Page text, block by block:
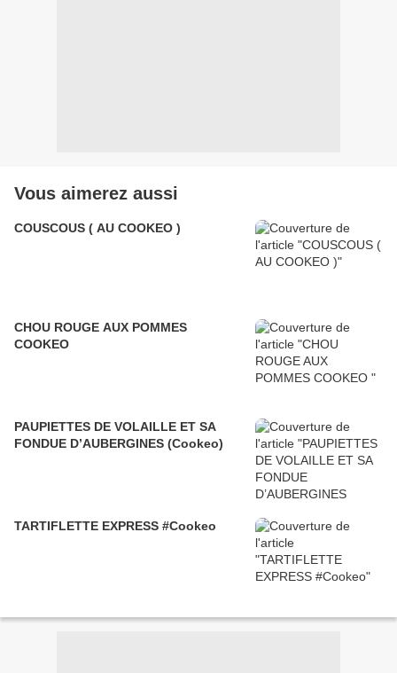
Vous aimerez aussi
COUSCOUS ( AU COOKEO )
CHOU ROUGE AUX POMMES
COOKEO
PAUPIETTES DE VOLAILLE ET SA
FONDUE D’AUBERGINES (Cookeo)
TARTIFLETTE EXPRESS #Cookeo